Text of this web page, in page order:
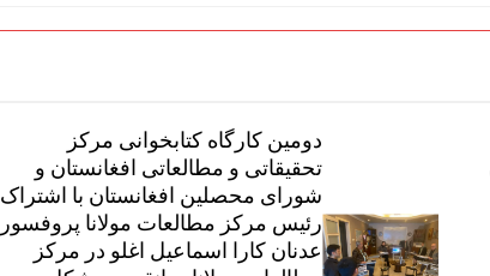
دومین کارگاه کتابخوانی مرکز
تحقیقاتی و مطالعاتی افغانستان و
شورای محصلین افغانستان با اشتراک
رئیس مرکز مطالعات مولانا پروفسور
عدنان کارا اسماعیل اغلو در مرکز